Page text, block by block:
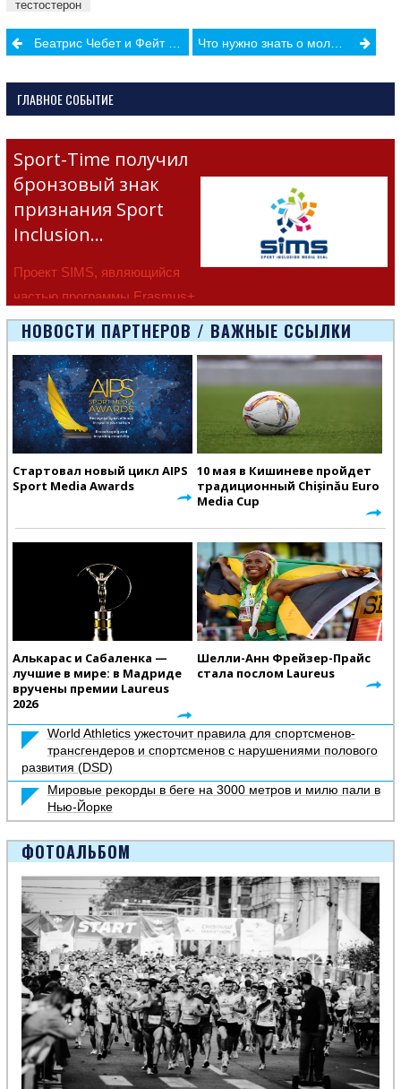
тестостерон
PostБеатрис Чебет и Фейт Кипьегон бьют мировые рекорды Что нужно знать о молодежных Европейских паралимпийских играх
ГЛАВНОЕ СОБЫТИЕ
Sport-Time получил
бронзовый знак
признания Sport
Inclusion…
Проект SIMS, являющийся
частью программы Erasmus+
Европейско
НОВОСТИ ПАРТНЕРОВ / ВАЖНЫЕ ССЫЛКИ
Стартовал новый цикл AIPS
Sport Media Awards
10 мая в Кишиневе пройдет
традиционный Chișinău Euro
Media Cup
Алькарас и Сабаленка —
лучшие в мире: в Мадриде
вручены премии Laureus
2026
Шелли-Анн Фрейзер-Прайс
стала послом Laureus
World Athletics ужесточит правила для спортсменов-
трансгендеров и спортсменов с нарушениями полового
развития (DSD)
Мировые рекорды в беге на 3000 метров и милю пали в
Нью-Йорке
ФОТОАЛЬБОМ